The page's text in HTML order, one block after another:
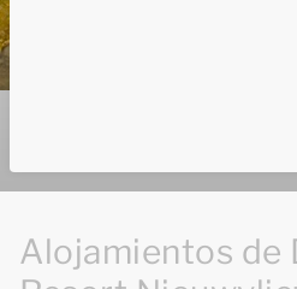
Alojamientos de